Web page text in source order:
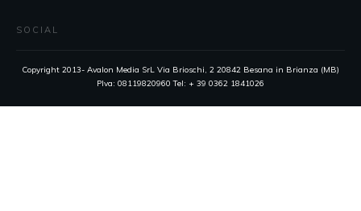
SOCIAL
Copyright 2013- Avalon Media SrL Via Brioschi, 2 20842 Besana in Brianza (MB)
PIva: 08119820960 Tel: + 39 0362 1841026